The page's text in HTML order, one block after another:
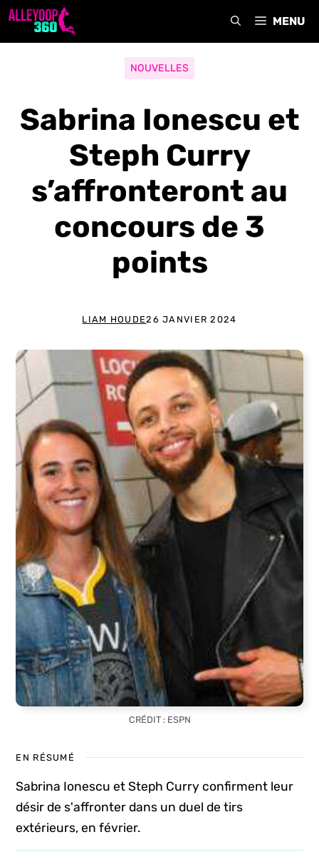
Aller
MENU
NOUVELLES
Sabrina Ionescu et
Steph Curry
s’affronteront au
concours de 3
points
LIAM HOUDE26 JANVIER 2024
CRÉDIT : ESPN
EN RÉSUMÉ
Sabrina Ionescu et Steph Curry confirment leur
désir de s'affronter dans un duel de tirs
extérieurs, en février.